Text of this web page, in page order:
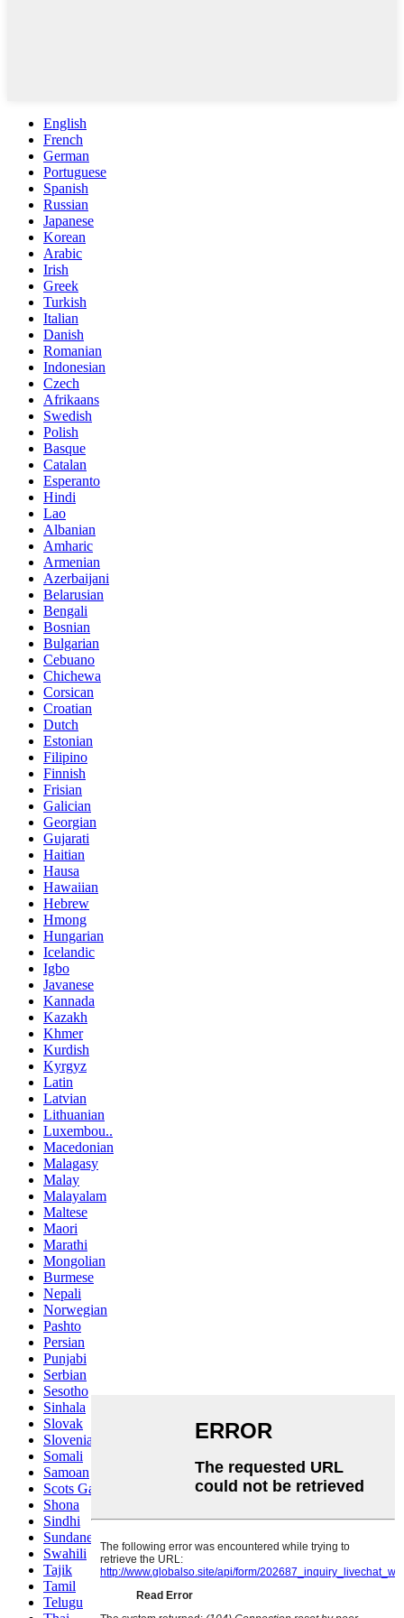
English
French
German
Portuguese
Spanish
Russian
Japanese
Korean
Arabic
Irish
Greek
Turkish
Italian
Danish
Romanian
Indonesian
Czech
Afrikaans
Swedish
Polish
Basque
Catalan
Esperanto
Hindi
Lao
Albanian
Amharic
Armenian
Azerbaijani
Belarusian
Bengali
Bosnian
Bulgarian
Cebuano
Chichewa
Corsican
Croatian
Dutch
Estonian
Filipino
Finnish
Frisian
Galician
Georgian
Gujarati
Haitian
Hausa
Hawaiian
Hebrew
Hmong
Hungarian
Icelandic
Igbo
Javanese
Kannada
Kazakh
Khmer
Kurdish
Kyrgyz
Latin
Latvian
Lithuanian
Luxembou..
Macedonian
Malagasy
Malay
Malayalam
Maltese
Maori
Marathi
Mongolian
Burmese
Nepali
Norwegian
Pashto
Persian
Punjabi
Serbian
Sesotho
Sinhala
Slovak
Slovenian
Somali
Samoan
Scots Gaelic
Shona
Sindhi
Sundanese
Swahili
Tajik
Tamil
Telugu